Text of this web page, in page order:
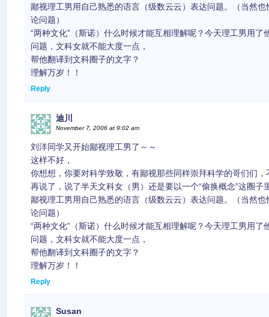
鄙视理工男用自己熟悉的语言（级数云云）表达问题。（当然
论问题）
“两种文化”（斯诺）什么时候才能互相理解呢？今天理工男用了
问题，文科女就不能大度一点，
帮他翻译到文科圈子的文字？
理解万岁！！
Reply
迪川
November 7, 2006 at 9:02 am
刘洋同学又开始鄙视理工男了～～
这样不好，
你想想，你要对科学致敬，有鄙视那些同样崇拜科学的哥们们，
再说了，说了半天文科女（男）还是要以一个“偷换概念”这圈子
鄙视理工男用自己熟悉的语言（级数云云）表达问题。（当然
论问题）
“两种文化”（斯诺）什么时候才能互相理解呢？今天理工男用了
问题，文科女就不能大度一点，
帮他翻译到文科圈子的文字？
理解万岁！！
Reply
Susan